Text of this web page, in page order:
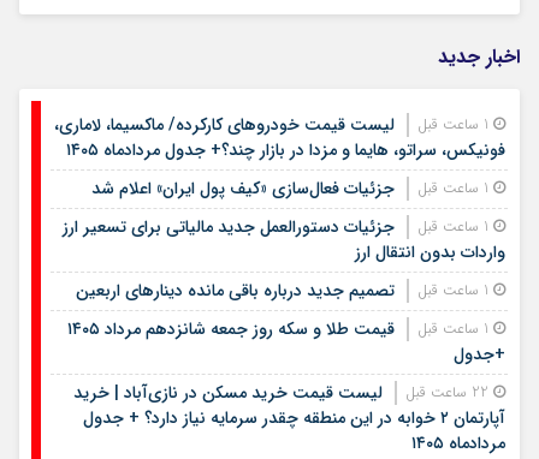
اخبار جدید
لیست قیمت خودروهای کارکرده/ ماکسیما، لاماری،
فونیکس، سراتو، هایما و مزدا در بازار چند؟+ جدول مردادماه ۱۴۰۵
جزئیات فعال‌سازی «کیف پول ایران» اعلام شد
جزئیات دستورالعمل جدید مالیاتی برای تسعیر ارز
واردات بدون انتقال ارز
تصمیم جدید درباره باقی مانده دینارهای اربعین
قیمت طلا و سکه روز جمعه شانزدهم مرداد ۱۴۰۵
+جدول
لیست قیمت خرید مسکن در نازی‌آباد | خرید
آپارتمان ۲ خوابه در این منطقه چقدر سرمایه نیاز دارد؟ + جدول
مردادماه ۱۴۰۵